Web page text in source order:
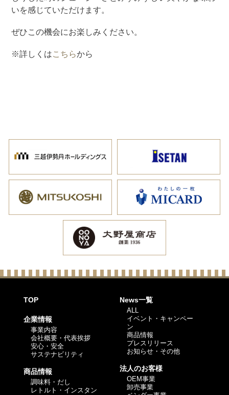
いを感じていただけます。
ぜひこの機会にお楽しみください。
※詳しくはこちらから
TOP
企業情報
事業内容
会社概要・代表挨拶
安心・安全
サステナビリティ
商品情報
調味料・だし
レトルト・インスタン
News一覧
ALL
イベント・キャンペー
ン
商品情報
プレスリリース
お知らせ・その他
法人のお客様
OEM事業
卸売事業